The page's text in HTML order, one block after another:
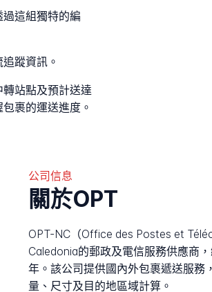
這組獨特的編
蹤資訊。
站點及預計送達
裹的運送進度。
公司信息
關於OPT
OPT-NC（Office des Postes et
Caledonia的郵政及電信服務供應商
年。該公司提供國內外包裹遞送服務
量、尺寸及目的地區域計算。